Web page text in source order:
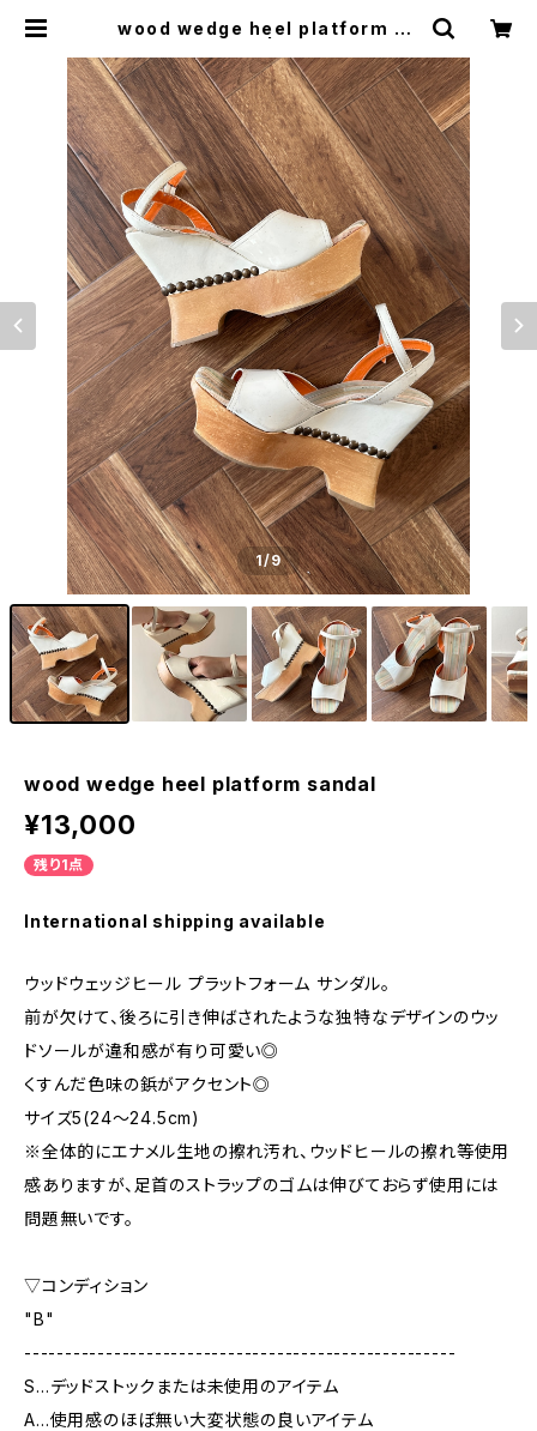
wood wedge heel platform sa
1/9
wood wedge heel platform sandal
¥13,000
残り1点
International shipping available
ウッドウェッジヒール プラットフォーム サンダル。
前が欠けて、後ろに引き伸ばされたような独特なデザインのウッ
ドソールが違和感が有り可愛い◎
くすんだ色味の鋲がアクセント◎
サイズ5(24〜24.5cm)
※全体的にエナメル生地の擦れ汚れ、ウッドヒールの擦れ等使用
感ありますが、足首のストラップのゴムは伸びておらず使用には
問題無いです。
▽コンディション
"B"
-----------------------------------------------------
S…デッドストックまたは未使用のアイテム
A…使用感のほぼ無い大変状態の良いアイテム